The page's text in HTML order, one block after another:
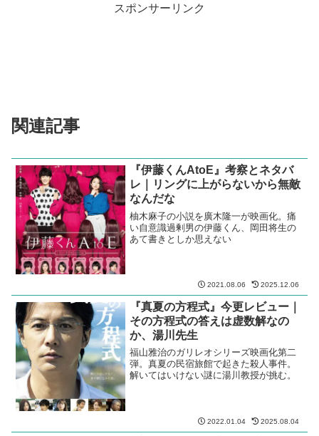
スポンサーリンク
関連記事
『伊藤くんAtoE』考察とネタバ
レ｜リングに上がらないから無敵
なんだな
柚木麻子の小説を廣木隆一が映画化。痛
い自意識過剰男の伊藤くん、岡田将生の
あて書きとしか思えない
2021.08.06 2025.12.06
『真夏の方程式』今更レビュー｜
その方程式の答えは虚数解なの
か、湯川先生
福山雅治のガリレオシリーズ映画化第二
弾。真夏の民宿旅館で起きた殺人事件。
解いてはいけない謎に湯川教授が挑む。
2022.01.04 2025.08.04